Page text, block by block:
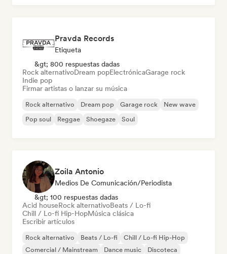
Pravda Records
Etiqueta
&gt; 800 respuestas dadas
Rock alternativoDream popElectrónicaGarage rock
Indie pop
Firmar artistas o lanzar su música
Rock alternativo Dream pop Garage rock
New wave
Pop soul
Reggae Shoegaze Soul
Zoila Antonio
Medios De Comunicación/Periodista
&gt; 100 respuestas dadas
Acid houseRock alternativoBeats / Lo-fi
Chill / Lo-fi Hip-HopMúsica clásica
Escribir artículos
Rock alternativo Beats / Lo-fi
Chill / Lo-fi Hip-Hop
Comercial / Mainstream
Dance music
Discoteca